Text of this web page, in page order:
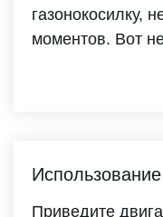
газонокосилку,
моментов. Вот
Приведите